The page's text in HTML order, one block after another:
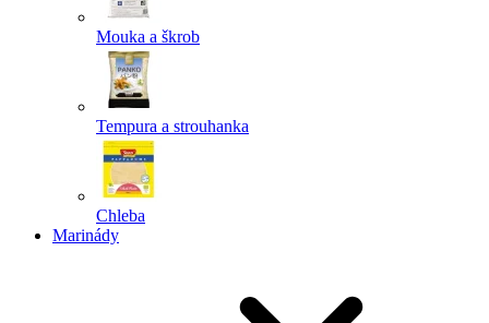
Mouka a škrob
Tempura a strouhanka
Chleba
Marinády